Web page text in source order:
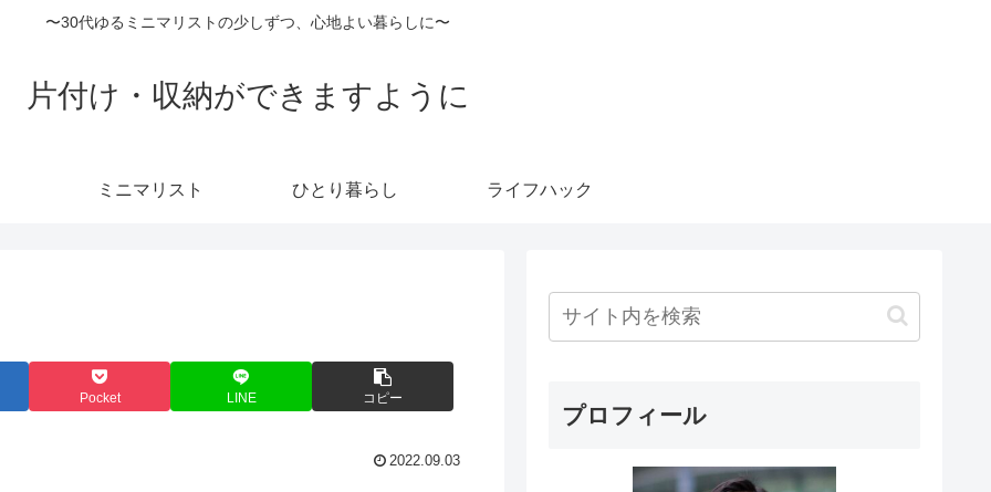
〜30代ゆるミニマリストの少しずつ、心地よい暮らしに〜
片付け・収納ができますように
ミニマリスト ひとり暮らし ライフハック
Pocket LINE コピー
2022.09.03
プロフィール